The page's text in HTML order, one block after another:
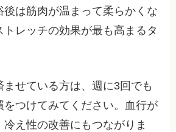
後は筋肉が温まって柔らかくな
トレッチの効果が最も高まるタ
ませている方は、週に3回でも
をつけてみてください。血行が
冷え性の改善にもつながりま